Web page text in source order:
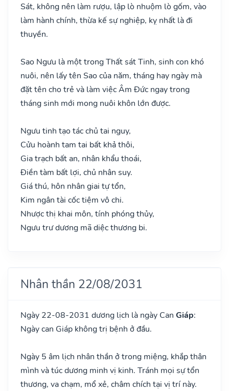
Sát, không nên làm rượu, lập lò nhuộm lò gốm, vào
làm hành chính, thừa kế sự nghiệp, kỵ nhất là đi
thuyền.
Sao Ngưu là một trong Thất sát Tinh, sinh con khó
nuôi, nên lấy tên Sao của năm, tháng hay ngày mà
đặt tên cho trẻ và làm việc Âm Đức ngay trong
tháng sinh mới mong nuôi khôn lớn được.
Ngưu tinh tạo tác chủ tai nguy,
Cửu hoành tam tai bất khả thôi,
Gia trạch bất an, nhân khẩu thoái,
Điền tàm bất lợi, chủ nhân suy.
Giá thú, hôn nhân giai tự tổn,
Kim ngân tài cốc tiệm vô chi.
Nhược thị khai môn, tính phóng thủy,
Ngưu trư dương mã diệc thương bi.
Nhân thần 22/08/2031
Ngày 22-08-2031 dương lịch là ngày Can Giáp:
Ngày can Giáp không trị bệnh ở đầu.
Ngày 5 âm lịch nhân thần ở trong miệng, khắp thân
mình và túc dương minh vị kinh. Tránh mọi sự tổn
thương, va chạm, mổ xẻ, châm chích tại vị trí này.